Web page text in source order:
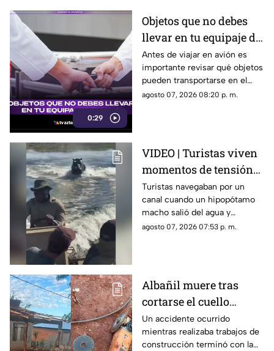
0:29
Objetos que no debes
llevar en tu equipaje de
mano y podrían
quitarte en el
aeropuerto
Antes de viajar en avión es
importante revisar qué objetos
pueden transportarse en el
equipaje de mano, ya que
agosto 07, 2026 08:20 p. m.
VIDEO | Turistas viven
momentos de tensión
al escapar de un
hipopótamo en un río
de Botsuana
Turistas navegaban por un
canal cuando un hipopótamo
macho salió del agua y
comenzó a seguir la
agosto 07, 2026 07:53 p. m.
Albañil muere tras
cortarse el cuello
accidentalmente con
herramienta eléctrica
Un accidente ocurrido
mientras realizaba trabajos de
construcción terminó con la